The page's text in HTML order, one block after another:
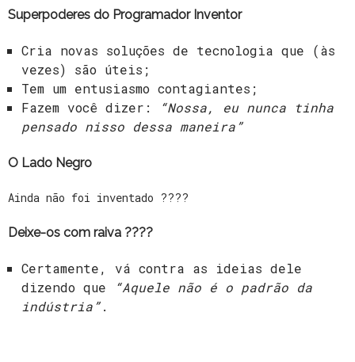
Superpoderes do Programador Inventor
Cria novas soluções de tecnologia que (às
vezes) são úteis;
Tem um entusiasmo contagiantes;
Fazem você dizer:
“Nossa, eu nunca tinha
pensado nisso dessa maneira”
O Lado Negro
Ainda não foi inventado ????
Deixe-os com raiva ????
Certamente, vá contra as ideias dele
dizendo que
“Aquele não é o padrão da
indústria”.